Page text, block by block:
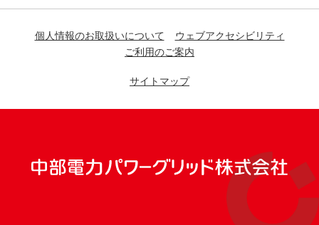
個人情報のお取扱いについて
ウェブアクセシビリティ
ご利用のご案内
サイトマップ